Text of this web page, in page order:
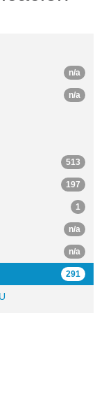
n/a
n/a
513
197
1
n/a
n/a
291